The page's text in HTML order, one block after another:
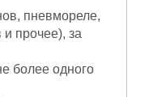
пневмореле,
прочее), за
более одного